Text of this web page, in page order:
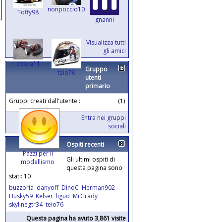
Toffy98
nonpoccio10
gnanni
cobra11
teio76
Visualizza tutti
gli amici
Gruppo
utenti
primario
(1)
Gruppi creati dall'utente :
Pazzi per il
modellismo
Entra nei gruppi
sociali
Ospiti recenti
Gli ultimi ospiti di
questa pagina sono
stati: 10
buzzoria danyoff DinoC Herman902
Husky59 Kelser liguo MrGrady
skylinegtr34 teio76
Questa pagina ha avuto 3,861 visite